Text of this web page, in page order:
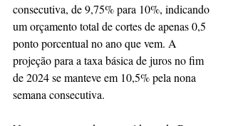
consecutiva, de 9,75% para 10%, indicando
um orçamento total de cortes de apenas 0,5
ponto porcentual no ano que vem. A
projeção para a taxa básica de juros no fim
de 2024 se manteve em 10,5% pela nona
semana consecutiva.